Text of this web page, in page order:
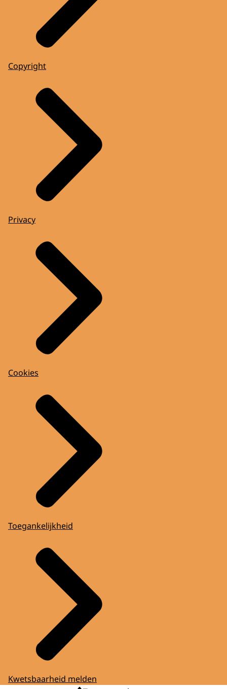
Copyright
Privacy
Cookies
Toegankelijkheid
Kwetsbaarheid melden